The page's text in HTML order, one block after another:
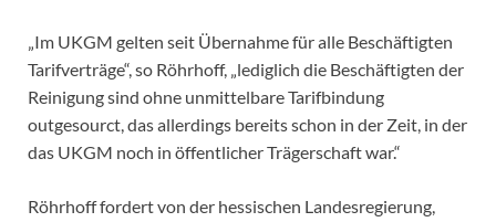
„Im UKGM gelten seit Übernahme für alle Beschäftigten
Tarifverträge“, so Röhrhoff, „lediglich die Beschäftigten der
Reinigung sind ohne unmittelbare Tarifbindung
outgesourct, das allerdings bereits schon in der Zeit, in der
das UKGM noch in öffentlicher Trägerschaft war.“
Röhrhoff fordert von der hessischen Landesregierung,